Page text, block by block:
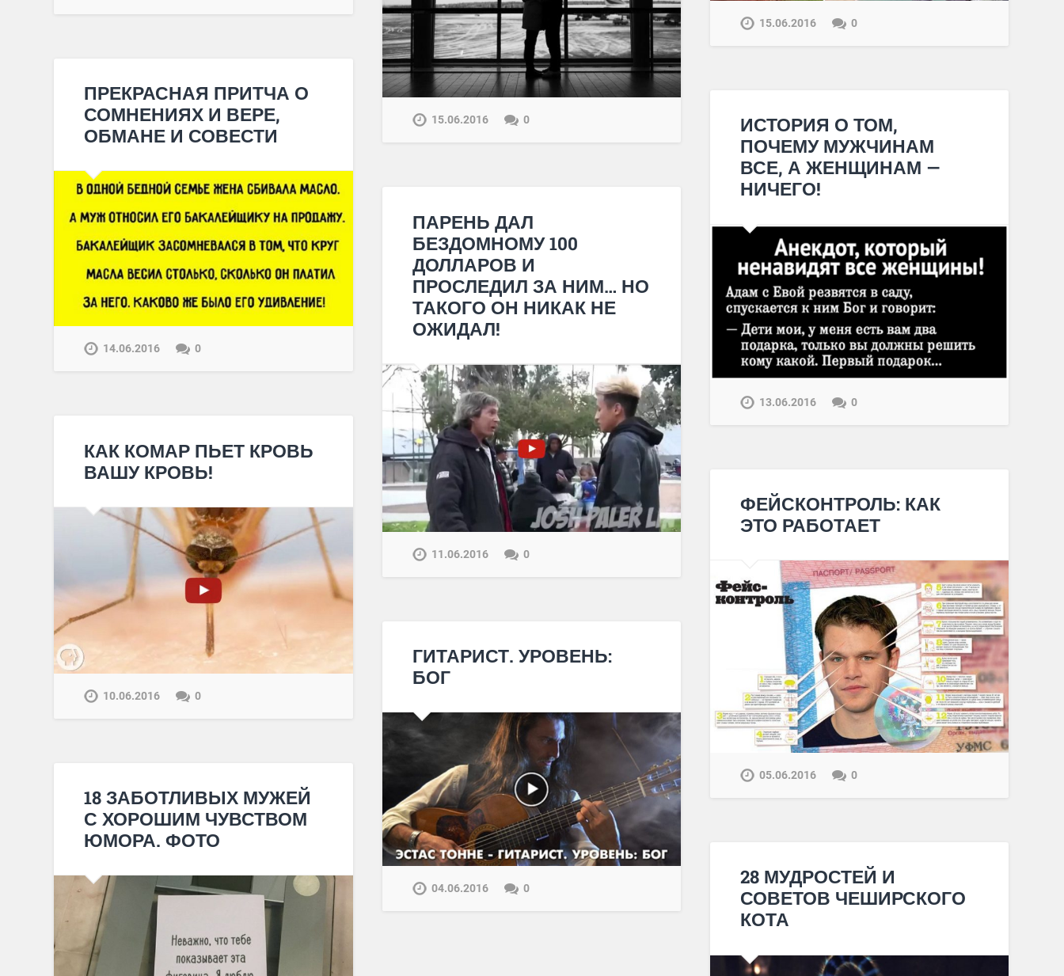
15.06.2016 0
15.06.2016 0
ПРЕКРАСНАЯ ПРИТЧА О
СОМНЕНИЯХ И ВЕРЕ,
ОБМАНЕ И СОВЕСТИ
14.06.2016 0
ИСТОРИЯ О ТОМ,
ПОЧЕМУ МУЖЧИНАМ
ВСЕ, А ЖЕНЩИНАМ —
НИЧЕГО!
13.06.2016 0
ПАРЕНЬ ДАЛ
БЕЗДОМНОМУ 100
ДОЛЛАРОВ И
ПРОСЛЕДИЛ ЗА НИМ… НО
ТАКОГО ОН НИКАК НЕ
ОЖИДАЛ!
11.06.2016 0
КАК КОМАР ПЬЕТ КРОВЬ
ВАШУ КРОВЬ!
10.06.2016 0
ФЕЙСКОНТРОЛЬ: КАК
ЭТО РАБОТАЕТ
05.06.2016 0
ГИТАРИСТ. УРОВЕНЬ:
БОГ
04.06.2016 0
18 ЗАБОТЛИВЫХ МУЖЕЙ
С ХОРОШИМ ЧУВСТВОМ
ЮМОРА. ФОТО
28 МУДРОСТЕЙ И
СОВЕТОВ ЧЕШИРСКОГО
КОТА